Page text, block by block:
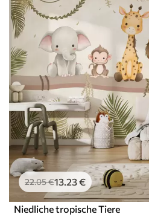
22.05€13.23€
Niedliche tropische Tiere